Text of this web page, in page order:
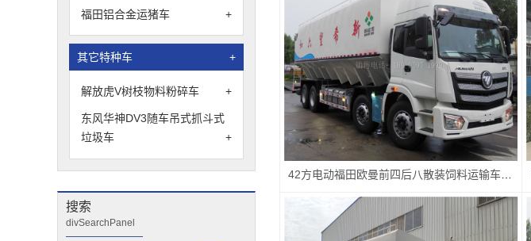
福田铝合金运猪车 +
其它特种车 +
解放虎V树枝物料粉碎车 +
东风华神DV3随车吊式抓斗式
垃圾车
+
搜索
divSearchPanel